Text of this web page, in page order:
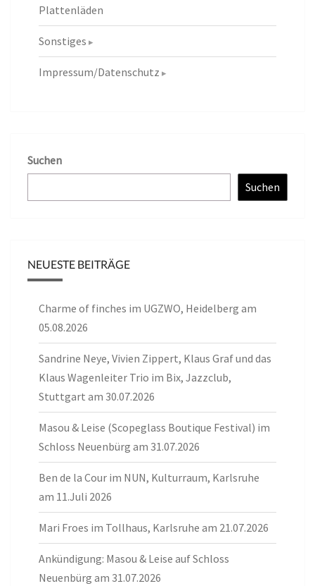
Plattenläden
Sonstiges
Impressum/Datenschutz
Suchen
Suchen
NEUESTE BEITRÄGE
Charme of finches im UGZWO, Heidelberg am
05.08.2026
Sandrine Neye, Vivien Zippert, Klaus Graf und das
Klaus Wagenleiter Trio im Bix, Jazzclub,
Stuttgart am 30.07.2026
Masou & Leise (Scopeglass Boutique Festival) im
Schloss Neuenbürg am 31.07.2026
Ben de la Cour im NUN, Kulturraum, Karlsruhe
am 11.Juli 2026
Mari Froes im Tollhaus, Karlsruhe am 21.07.2026
Ankündigung: Masou & Leise auf Schloss
Neuenbürg am 31.07.2026